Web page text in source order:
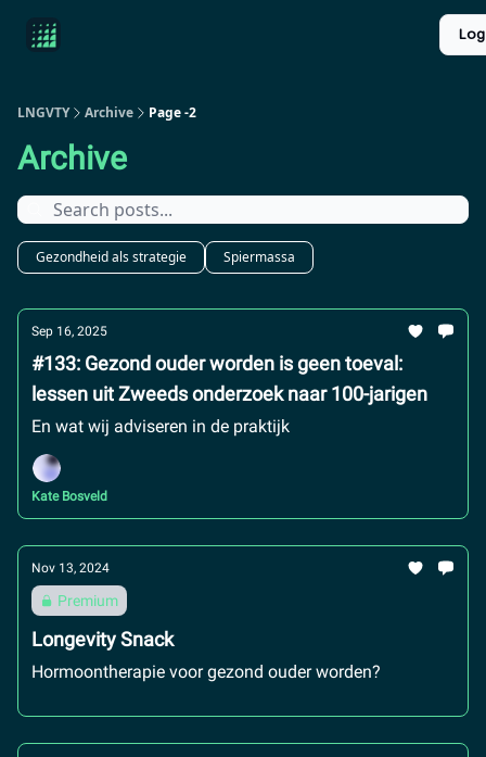
LNGVTY Archive Page -2
Archive
Gezondheid als strategie Spiermassa
Sep 16, 2025
#133: Gezond ouder worden is geen toeval:
lessen uit Zweeds onderzoek naar 100-jarigen
En wat wij adviseren in de praktijk
Kate Bosveld
Nov 13, 2024
Premium
Longevity Snack
Hormoontherapie voor gezond ouder worden?